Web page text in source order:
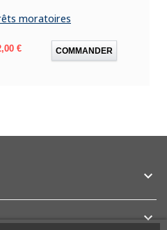
moratoires
€ COMMANDER